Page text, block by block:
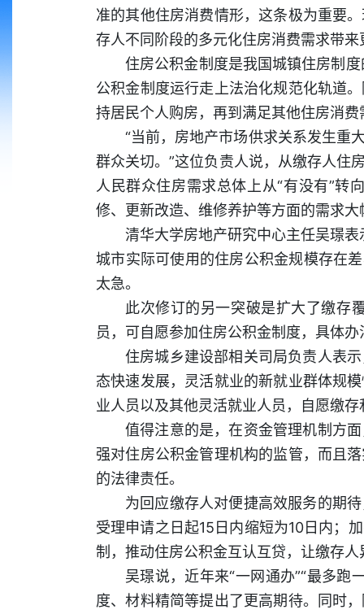
准的其他住房消费情形，这条极为重要
存人不同阶段的多元化住房消费需求带
住房公积金制度是我国城镇住房制
公积金制度运行走上法治化规范化轨道
持居民个人购房，再到满足其他住房消
“当前，房地产市场供求关系发生重
群众关切。”这位负责人说，从缴存人住
人民群众住房需求总体上从“有没有”转
修、更新改造、维修养护等方面的需求
清华大学房地产研究中心主任吴璟
城市实际可使用的住房公积金规模存在
太急。
此次修订的另一突破是扩大了缴存
员，可自愿参加住房公积金制度，具体
住房城乡建设部相关司局负责人表
态快速发展，灵活就业的新就业群体规
业人员以及其他灵活就业人员，自愿缴
值得注意的是，在资金管理机制方
强对住房公积金管理机构的监管，而且
的法律责任。
为回应缴存人对便捷高效服务的期
受理申请之日起15日内缩短为10日内；
制，推动住房公积金互认互贷，让缴存
吴璟说，近年来“一网通办”“最多
度、材料精简等提出了更高期待。同时